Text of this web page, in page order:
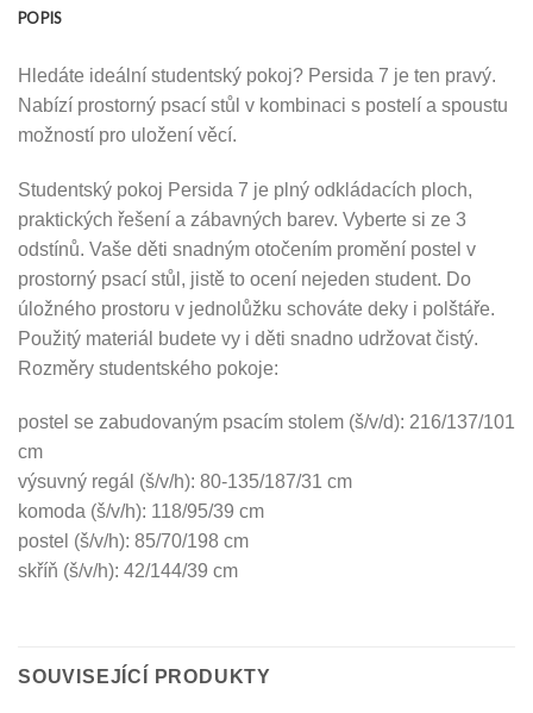
POPIS
Hledáte ideální studentský pokoj? Persida 7 je ten pravý.
Nabízí prostorný psací stůl v kombinaci s postelí a spoustu
možností pro uložení věcí.
Studentský pokoj Persida 7 je plný odkládacích ploch,
praktických řešení a zábavných barev. Vyberte si ze 3
odstínů. Vaše děti snadným otočením promění postel v
prostorný psací stůl, jistě to ocení nejeden student. Do
úložného prostoru v jednolůžku schováte deky i polštáře.
Použitý materiál budete vy i děti snadno udržovat čistý.
Rozměry studentského pokoje:
postel se zabudovaným psacím stolem (š/v/d): 216/137/101
cm
výsuvný regál (š/v/h): 80-135/187/31 cm
komoda (š/v/h): 118/95/39 cm
postel (š/v/h): 85/70/198 cm
skříň (š/v/h): 42/144/39 cm
SOUVISEJÍCÍ PRODUKTY